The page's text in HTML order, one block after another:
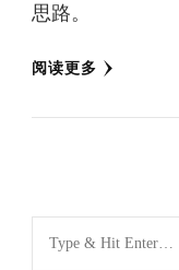
思路。
阅读更多
找